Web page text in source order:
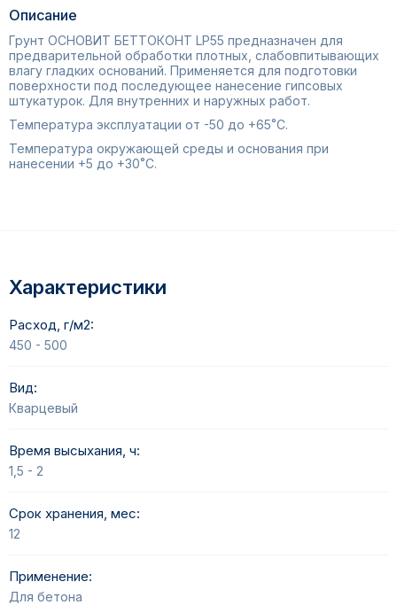
Описание
Грунт ОСНОВИТ БЕТТОКОНТ LP55 предназначен для
предварительной обработки плотных, слабовпитывающих
влагу гладких оснований. Применяется для подготовки
поверхности под последующее нанесение гипсовых
штукатурок. Для внутренних и наружных работ.
Температура эксплуатации от -50 до +65˚С.
Температура окружающей среды и основания при
нанесении +5 до +30˚С.
Характеристики
Расход, г/м2:
450 - 500
Вид:
Кварцевый
Время высыхания, ч:
1,5 - 2
Срок хранения, меc:
12
Применение:
Для бетона